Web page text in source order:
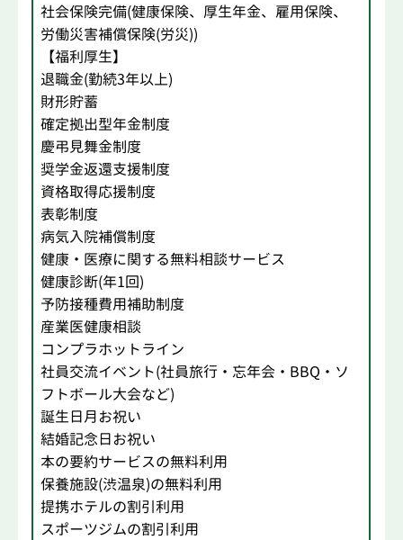
社会保険完備(健康保険、厚生年金、雇用保険、
労働災害補償保険(労災))
【福利厚生】
退職金(勤続3年以上)
財形貯蓄
確定拠出型年金制度
慶弔見舞金制度
奨学金返還支援制度
資格取得応援制度
表彰制度
病気入院補償制度
健康・医療に関する無料相談サービス
健康診断(年1回)
予防接種費用補助制度
産業医健康相談
コンプラホットライン
社員交流イベント(社員旅行・忘年会・BBQ・ソ
フトボール大会など)
誕生日月お祝い
結婚記念日お祝い
本の要約サービスの無料利用
保養施設(渋温泉)の無料利用
提携ホテルの割引利用
スポーツジムの割引利用